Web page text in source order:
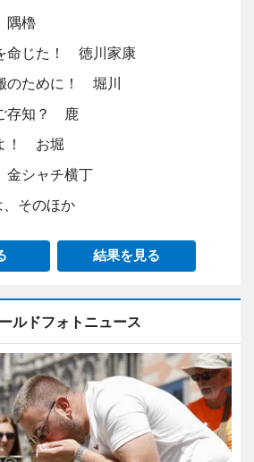
隅櫓
命じた！ 徳川家康
のために！ 堀川
存知？ 鹿
！ お堀
シャチ横丁
、そのほか
結果を見る
ルドフォトニュース